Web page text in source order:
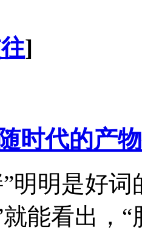
]
时代的产物
明明是好
能看出，